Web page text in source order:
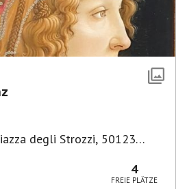
degli Strozzi, 50123
4
FREIE PLÄTZE